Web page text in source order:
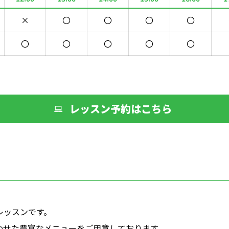
× 〇 〇 〇 〇
〇
〇 〇 〇 〇
レッスン予約はこちら
スンです。